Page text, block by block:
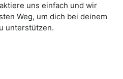
uns einfach und wir
Weg, um dich bei deinem
unterstützen.